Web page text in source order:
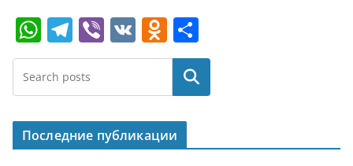
W
h
at
s
A
p
T
el
e
gr
a
m
Vi
b
V
K
O
d
o
kl
a
т
п
р
в
Поиск
Последние публикации